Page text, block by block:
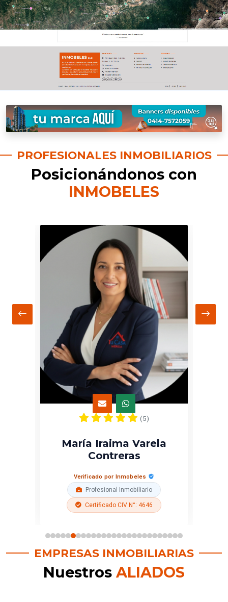
PROFESIONALES INMOBILIARIOS
Posicionándonos con
INMOBELES
(5)
Dorelly Alejandra Vera
Gutierrez
Verificado por Inmobeles
Profesional Inmobiliario
EMPRESAS INMOBILIARIAS
Nuestros ALIADOS